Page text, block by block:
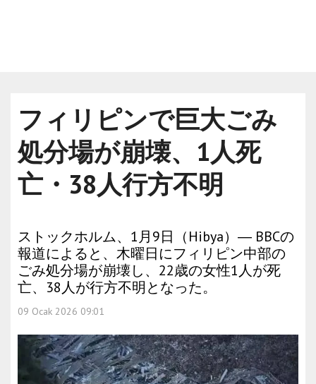
フィリピンで巨大ごみ
処分場が崩壊、1人死
亡・38人行方不明
ストックホルム、1月9日（Hibya）― BBCの
報道によると、木曜日にフィリピン中部の
ごみ処分場が崩壊し、22歳の女性1人が死
亡、38人が行方不明となった。
09 Ocak 2026 09:01